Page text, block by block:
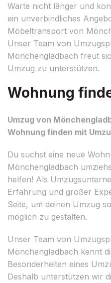
Warte nicht länger und
ein unverbindliches
Möbeltransport von
Unser Team von
Mönchengladbach freut
Umzug zu unterstützen.
Wohnung
Umzug von
Wohnung finden mit
Du suchst eine neue
Mönchengladbach
helfen! Als
Erfahrung und großer
Seite, um deinen Umzug
möglich zu gestalten.
Unser Team von
Mönchengladbach kennt
Besonderheiten eines
Deshalb unterstützen wir